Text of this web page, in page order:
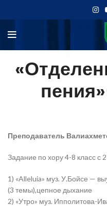
Преподаватель
Задание по хору 4-8 класс с
1) «Alleluia» муз. У.Бойсе —
(3 темы),цепное дыхание
2) «Утро» муз. Ипполитова-